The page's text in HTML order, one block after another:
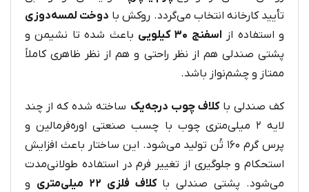
تأیید کارخانه انتخاب می‌گردد. روکش با دوخت لمسه‌دوزی
و استفاده از اسفنج ۳۰ کیلویی
باعث شده تا نشیمن و
پشتی صندلی هم از نظر راحتی و هم از نظر ظاهری کاملاً
ممتاز و چشم‌نواز باشد.
کف صندلی باکلاف چوب درجه‌یک ساخته شده که از چند
لایه ۲ میلی‌متری چوب با چسب صنعتی اوره‌فرمالین و
پرس گرم ۱۶۰ تُن تولید می‌شود. این ساختار باعث افزایش
استحکام و جلوگیری از تغییر فرم در استفاده طولانی‌مدت
می‌شود. پشتی صندلی باکلاف فلزی ۲۲ میلی‌متری
و